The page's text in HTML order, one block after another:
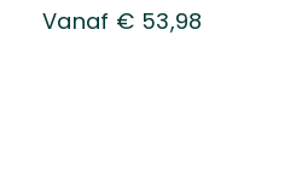
Vanaf € 53,98